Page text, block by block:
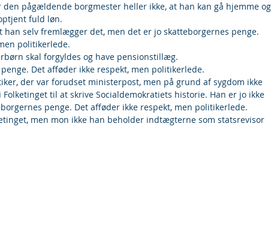
den pågældende borgmester heller ikke, at han kan gå hjemme og
fuld løn.
han selv fremlægger det, men det er jo skatteborgernes penge.
politikerlede.
skal forgyldes og have pensionstillæg.
Det afføder ikke respekt, men politikerlede.
der var forudset ministerpost, men på grund af sygdom ikke
til at skrive Socialdemokratiets historie. Han er jo ikke
penge. Det afføder ikke respekt, men politikerlede.
men mon ikke han beholder indtægterne som statsrevisor